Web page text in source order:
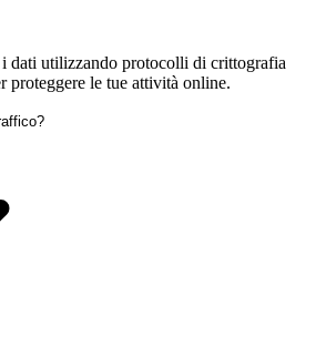
dati utilizzando protocolli di crittografia
proteggere le tue attività online.